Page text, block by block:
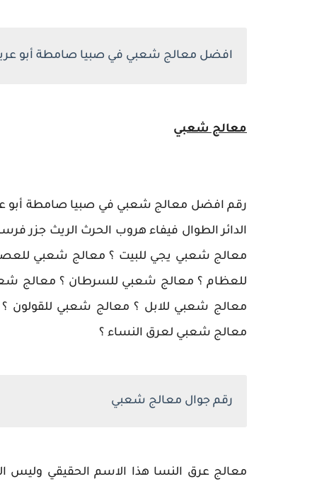
افضل معالج شعبي في صبيا صامطة أبو عريش
معالج شعبي
رقم افضل معالج شعبي في صبيا صامطة أبو
الدائر الطوال فيفاء هروب الحرث الريث
معالج شعبي يجي للبيت ؟ معالج شعبي
للعظام ؟ معالج شعبي للسرطان ؟ معالج
معالج شعبي للابل ؟ معالج شعبي
معالج شعبي لعرق النساء ؟
رقم جوال معالج شعبي
معالج عرق النسا هذا الاسم الحقيقي وليس